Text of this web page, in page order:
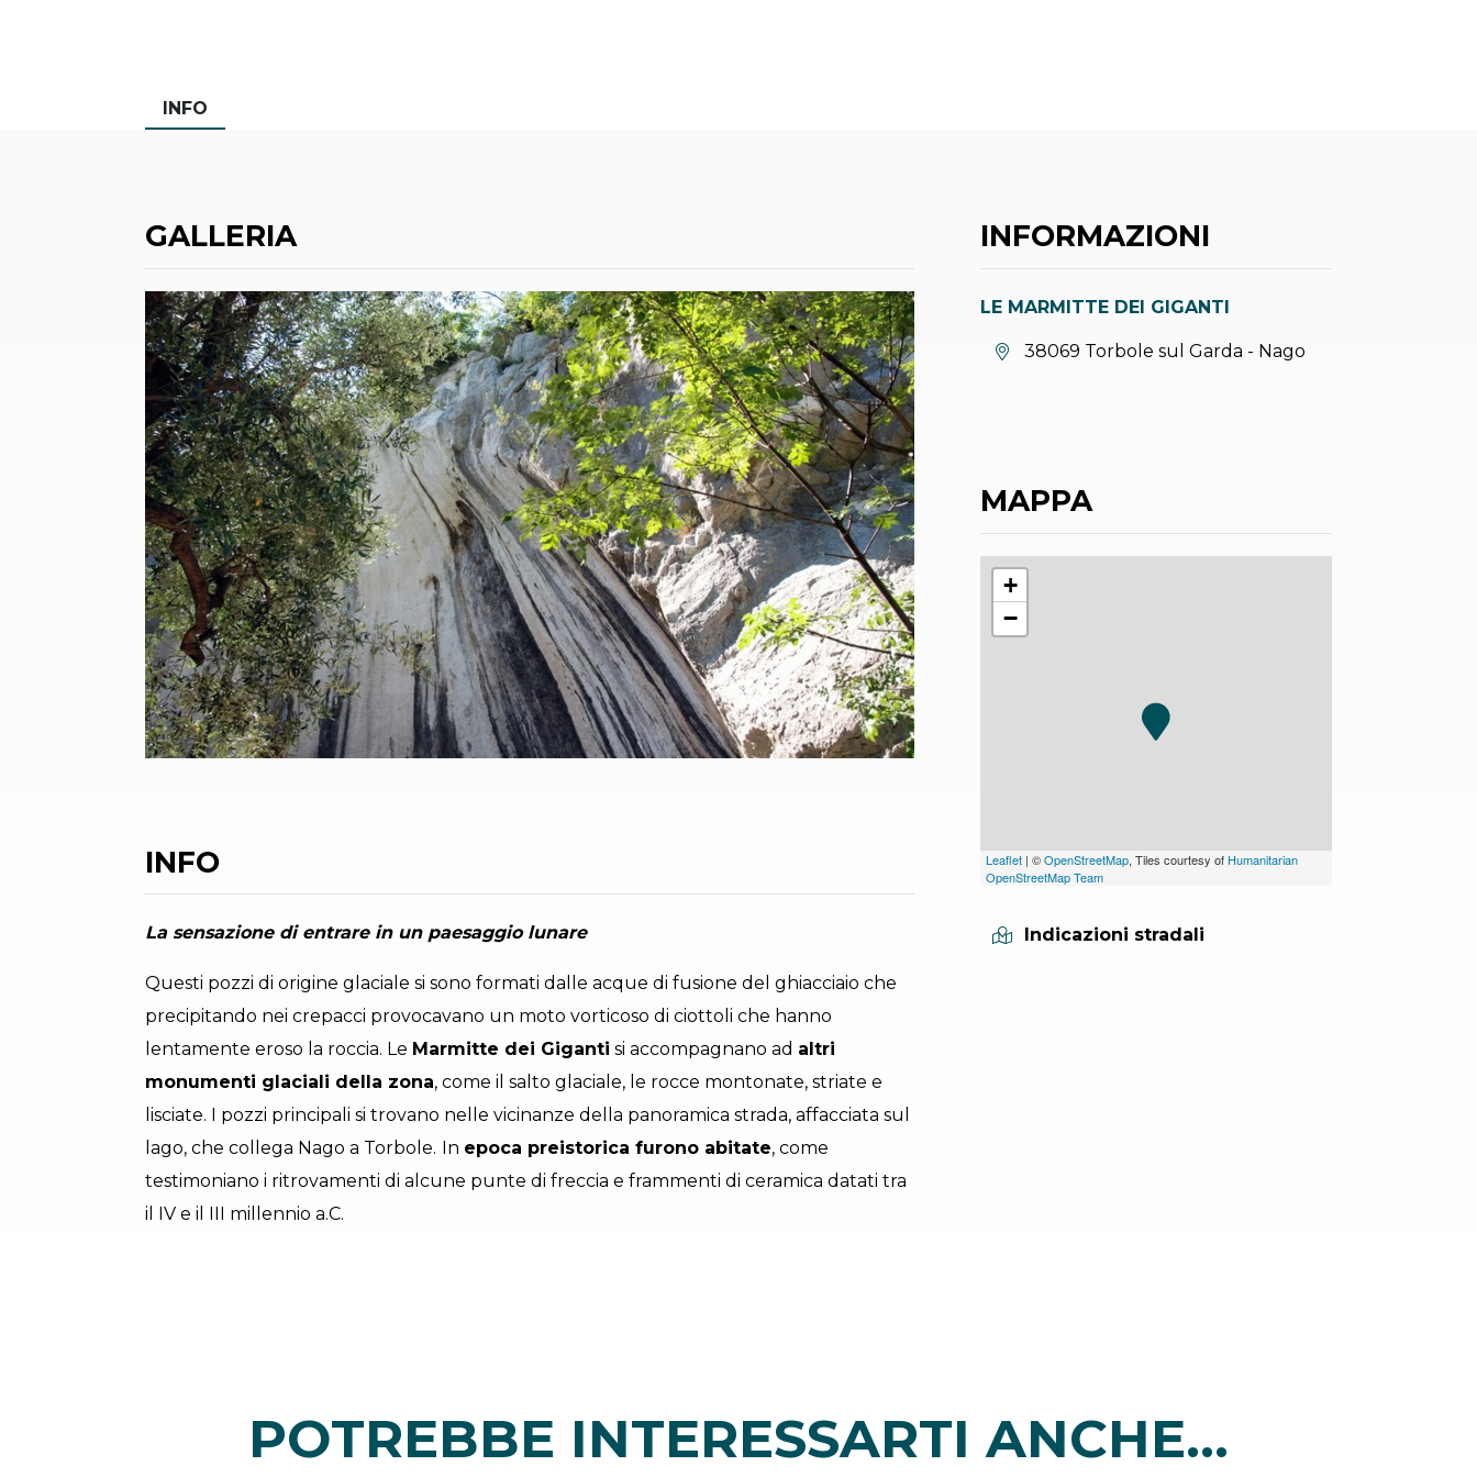
INFO
GALLERIA
INFO
La sensazione di entrare in un paesaggio lunare
Questi pozzi di origine glaciale si sono formati dalle acque di fusione del ghiacciaio che
precipitando nei crepacci provocavano un moto vorticoso di ciottoli che hanno
lentamente eroso la roccia. Le Marmitte dei Giganti si accompagnano ad altri
monumenti glaciali della zona, come il salto glaciale, le rocce montonate, striate e
lisciate. I pozzi principali si trovano nelle vicinanze della panoramica strada, affacciata sul
lago, che collega Nago a Torbole. In epoca preistorica furono abitate, come
testimoniano i ritrovamenti di alcune punte di freccia e frammenti di ceramica datati tra
il IV e il III millennio a.C.
INFORMAZIONI
LE MARMITTE DEI GIGANTI
Località:38069 Torbole sul Garda - Nago
MAPPA
+
−
Leaflet | ©OpenStreetMap, Tiles courtesy of Humanitarian
OpenStreetMap Team
Indicazioni stradali
POTREBBE INTERESSARTI ANCHE...